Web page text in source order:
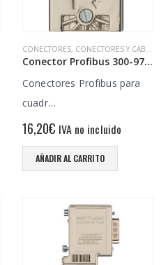
CONECTORES, CONECTORES Y CABLES
Conector Profibus 300-972-BA3000
Conectores Profibus para
cuadr…
16,20€ IVA no incluido
AÑADIR AL CARRITO